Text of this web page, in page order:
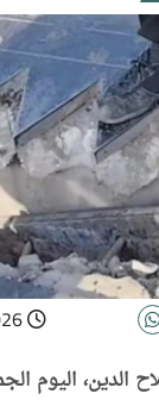
الدين، اليوم